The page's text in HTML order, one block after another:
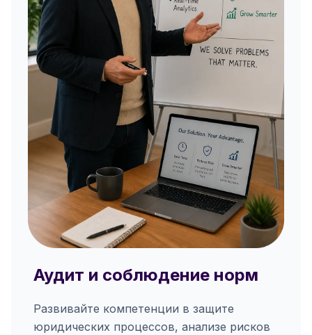
Аудит и соблюдение норм
Развивайте компетенции в защите
юридических процессов, анализе рисков